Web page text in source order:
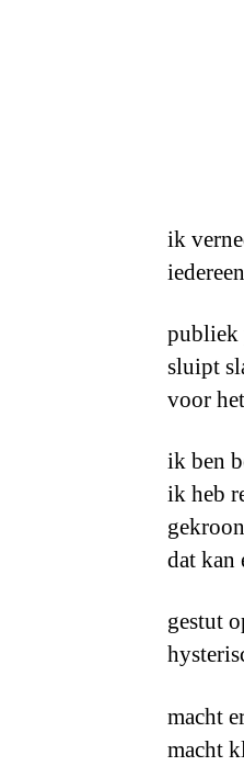
ik
publiek
sluipt
voor
ik ben
ik heb
dat kan
gestut
macht
macht